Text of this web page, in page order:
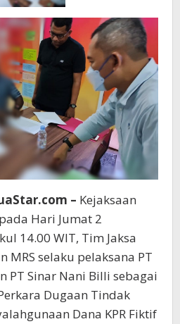
– Kejaksaan
Hari Jumat 2
14.00 WIT, Tim Jaksa
MRS selaku pelaksana PT
PT Sinar Nani Billi sebagai
Dugaan Tindak
Dana KPR Fiktif